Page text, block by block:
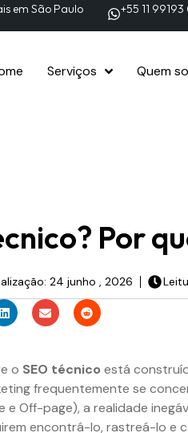
em São Paulo +55 11 99193
Serviços Quem
Por
24 junho , 2026
o SEO técnico está
frequentemente se
e Off-page), a realidade
encontrá-lo, rastreá-lo e